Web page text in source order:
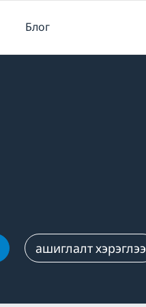
Блог
ашиглалт хэрэглээ